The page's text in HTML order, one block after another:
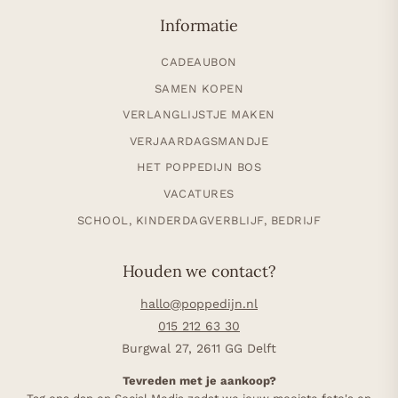
Informatie
CADEAUBON
SAMEN KOPEN
VERLANGLIJSTJE MAKEN
VERJAARDAGSMANDJE
HET POPPEDIJN BOS
VACATURES
SCHOOL, KINDERDAGVERBLIJF, BEDRIJF
Houden we contact?
hallo@poppedijn.nl
015 212 63 30
Burgwal 27, 2611 GG Delft
Tevreden met je aankoop?